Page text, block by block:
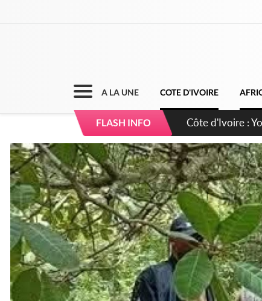
A LA UNE COTE D'IVOIRE
FLASH INFO
Côte d'Ivoire :
direction sur les